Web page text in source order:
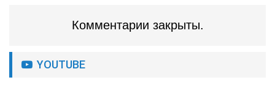
Комментарии закрыты.
YOUTUBE